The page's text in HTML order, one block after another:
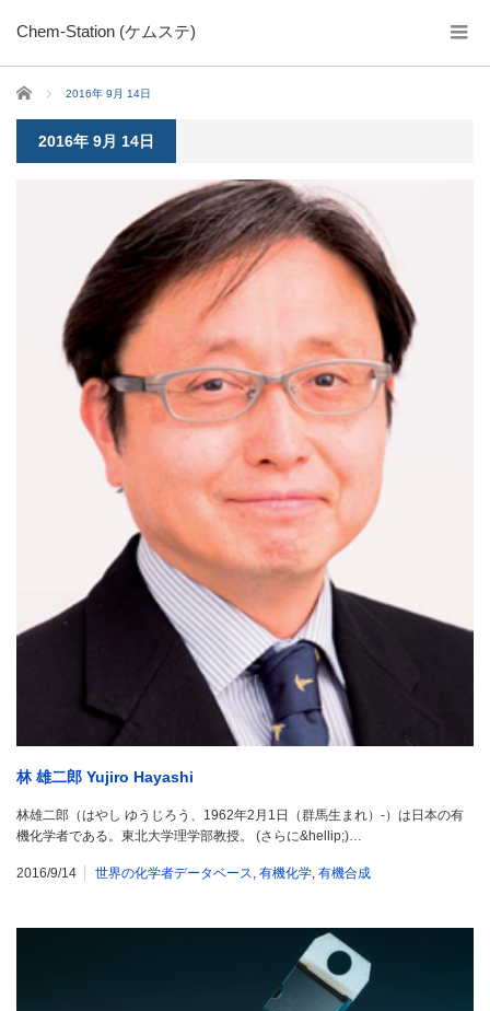
Chem-Station (ケムステ)
ホーム 2016年 9月 14日
2016年 9月 14日
林 雄二郎 Yujiro Hayashi
林雄二郎（はやし ゆうじろう、1962年2月1日（群馬生まれ）-）は日本の有
機化学者である。東北大学理学部教授。 (さらに&hellip;)…
2016/9/14 世界の化学者データベース, 有機化学, 有機合成